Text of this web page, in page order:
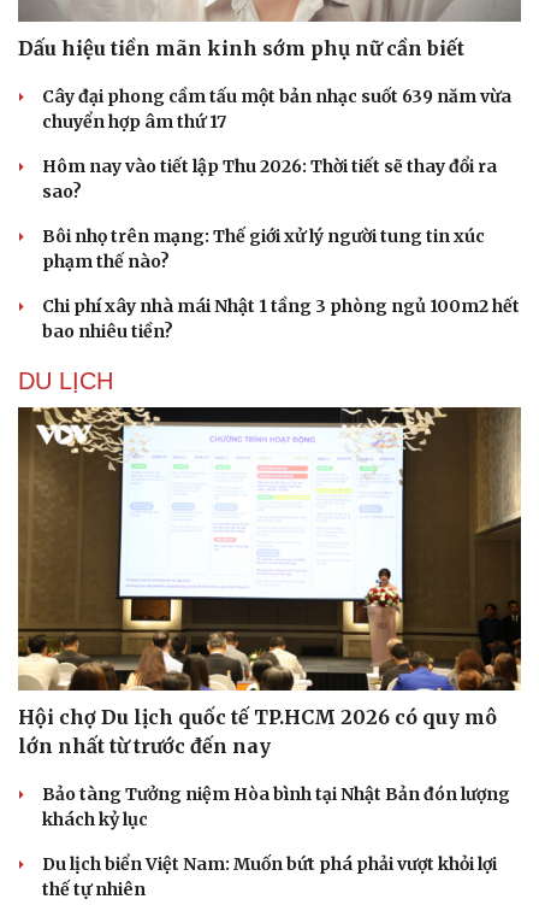
Sức khỏe
Dinh dưỡng - món ngon
Sản phụ khoa
Nhi khoa
Làm đẹp - giảm cân
Phòng mạch online
Ăn sạch sống khỏe
Đời sống
Nhà đẹp
Tình yêu - Gia đình
Dấu hiệu tiền mãn kinh sớm phụ nữ cần biết
Cây đại phong cầm tấu một bản nhạc suốt 639 năm vừa
chuyển hợp âm thứ 17
Hôm nay vào tiết lập Thu 2026: Thời tiết sẽ thay đổi ra
sao?
Bôi nhọ trên mạng: Thế giới xử lý người tung tin xúc
phạm thế nào?
Chi phí xây nhà mái Nhật 1 tầng 3 phòng ngủ 100m2 hết
bao nhiêu tiền?
DU LỊCH
Hội chợ Du lịch quốc tế TP.HCM 2026 có quy mô
lớn nhất từ trước đến nay
Bảo tàng Tưởng niệm Hòa bình tại Nhật Bản đón lượng
khách kỷ lục
Du lịch biển Việt Nam: Muốn bứt phá phải vượt khỏi lợi
thế tự nhiên